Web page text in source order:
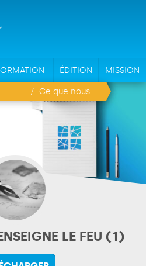
ÉDITION MISSION
Ce que nous enseigne le feu (1)
LE FEU (1)